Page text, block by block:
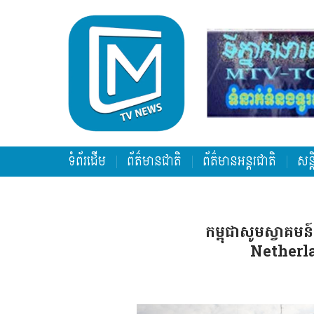
ទំព័រដើម ព័ត៌មានជាតិ ព័ត៌មានអន្តរជាតិ ស
កម្ពុជាសូមស្វាគ